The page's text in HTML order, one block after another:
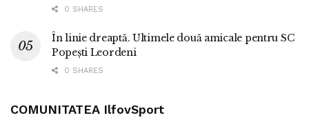
0 SHARES
În linie dreaptă. Ultimele două amicale pentru SC
Popești Leordeni
0 SHARES
COMUNITATEA IlfovSport